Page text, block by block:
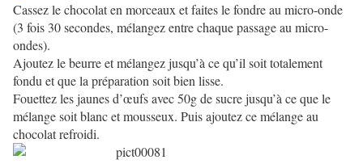
Cassez le chocolat en morceaux et faites le fondre au micro-onde
(3 fois 30 secondes, mélangez entre chaque passage au micro-
ondes).
Ajoutez le beurre et mélangez jusqu’à ce qu’il soit totalement
fondu et que la préparation soit bien lisse.
Fouettez les jaunes d’œufs avec 50g de sucre jusqu’à ce que le
mélange soit blanc et mousseux. Puis ajoutez ce mélange au
chocolat refroidi.